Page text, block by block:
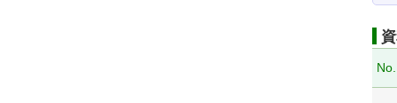
No.